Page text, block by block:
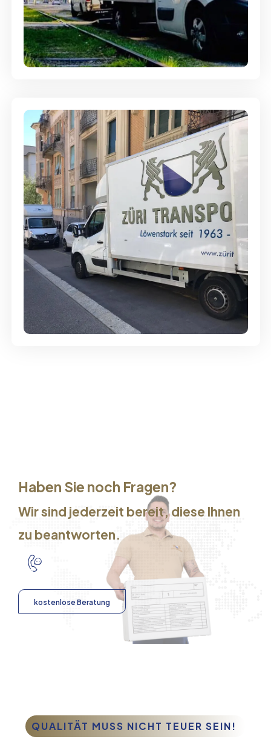
Ein- und Auspackservice
Günstige Umzüge - Hervorragender
Service
Haben Sie noch Fragen?
Wir sind jederzeit bereit, diese Ihnen
zu beantworten.
kostenlose Beratung
QUALITÄT MUSS NICHT TEUER SEIN!